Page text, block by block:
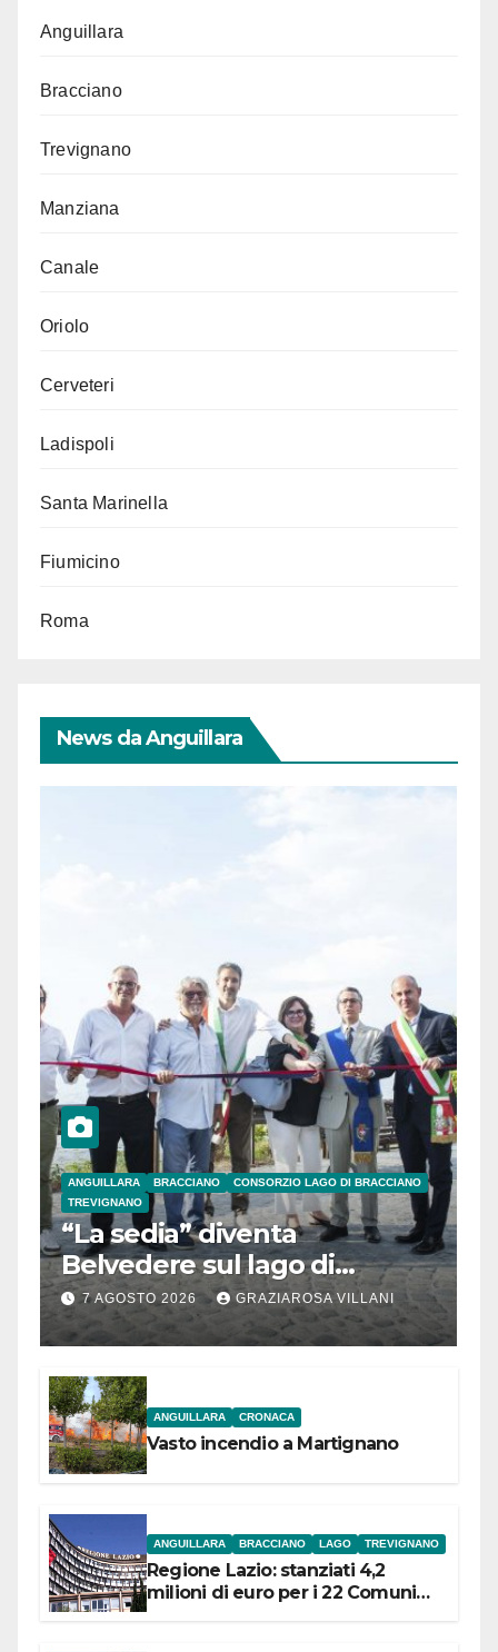
Anguillara
Bracciano
Trevignano
Manziana
Canale
Oriolo
Cerveteri
Ladispoli
Santa Marinella
Fiumicino
Roma
News da Anguillara
ANGUILLARA BRACCIANO
CONSORZIO LAGO DI BRACCIANO
TREVIGNANO
“La sedia” diventa
Belvedere sul lago di
Bracciano: ieri
l’inaugurazione
7 AGOSTO 2026 GRAZIAROSA VILLANI
ANGUILLARA CRONACA
Vasto incendio a Martignano
ANGUILLARA BRACCIANO LAGO TREVIGNANO
Regione Lazio: stanziati 4,2
milioni di euro per i 22 Comuni